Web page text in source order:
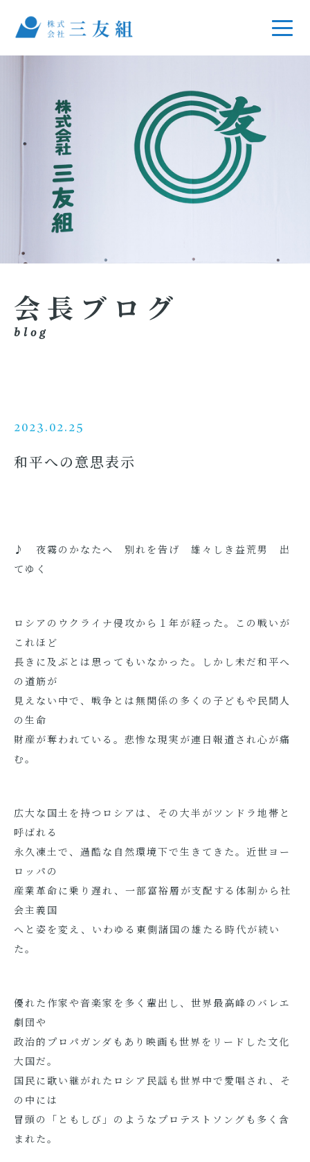
会長ブログ
blog
2023.02.25
和平への意思表示
♪ 夜霧のかなたへ 別れを告げ 雄々しき益荒男 出
てゆく
ロシアのウクライナ侵攻から１年が経った。この戦いが
これほど
長きに及ぶとは思ってもいなかった。しかし未だ和平へ
の道筋が
見えない中で、戦争とは無関係の多くの子どもや民間人
の生命
財産が奪われている。悲惨な現実が連日報道され心が痛
む。
広大な国土を持つロシアは、その大半がツンドラ地帯と
呼ばれる
永久凍土で、過酷な自然環境下で生きてきた。近世ヨー
ロッパの
産業革命に乗り遅れ、一部富裕層が支配する体制から社
会主義国
へと姿を変え、いわゆる東側諸国の雄たる時代が続い
た。
優れた作家や音楽家を多く輩出し、世界最高峰のバレエ
劇団や
政治的プロパガンダもあり映画も世界をリードした文化
大国だ。
国民に歌い継がれたロシア民謡も世界中で愛唱され、そ
の中には
冒頭の「ともしび」のようなプロテストソングも多く含
まれた。